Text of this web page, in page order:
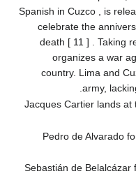
Spanish in Cuzco , is
celebrate the
death [ 11 ] . Taking
organizes a war
country. Lima and
army,
- Jacques Cartier lands
- Pedro de Alvarado
- Sebastián de